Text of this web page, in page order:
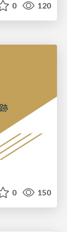
0 120
0 150